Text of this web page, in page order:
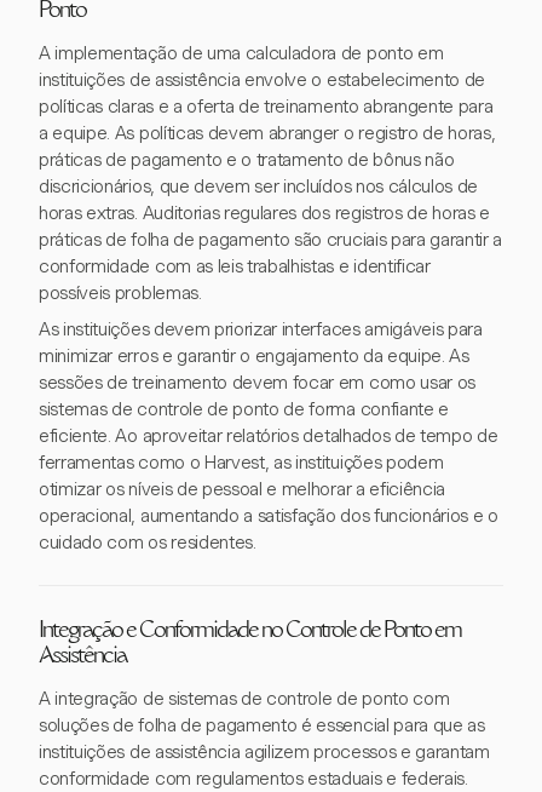
Ponto
A implementação de uma calculadora de ponto em
instituições de assistência envolve o estabelecimento de
políticas claras e a oferta de treinamento abrangente para
a equipe. As políticas devem abranger o registro de horas,
práticas de pagamento e o tratamento de bônus não
discricionários, que devem ser incluídos nos cálculos de
horas extras. Auditorias regulares dos registros de horas e
práticas de folha de pagamento são cruciais para garantir a
conformidade com as leis trabalhistas e identificar
possíveis problemas.
As instituições devem priorizar interfaces amigáveis para
minimizar erros e garantir o engajamento da equipe. As
sessões de treinamento devem focar em como usar os
sistemas de controle de ponto de forma confiante e
eficiente. Ao aproveitar relatórios detalhados de tempo de
ferramentas como o Harvest, as instituições podem
otimizar os níveis de pessoal e melhorar a eficiência
operacional, aumentando a satisfação dos funcionários e o
cuidado com os residentes.
Integração e Conformidade no Controle de Ponto em
Assistência
A integração de sistemas de controle de ponto com
soluções de folha de pagamento é essencial para que as
instituições de assistência agilizem processos e garantam
conformidade com regulamentos estaduais e federais.